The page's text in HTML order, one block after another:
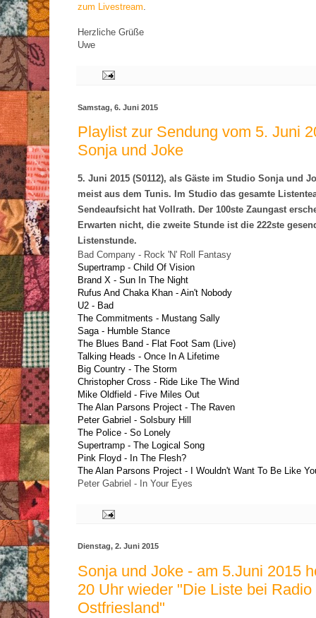
zum Livestream
Herzliche Grüße
Uwe
Samstag, 6. Juni 2015
Playlist zur Sendung vom 5. Juni
Sonja und Joke
5. Juni 2015 (S0112), als Gäste im Studio Sonja und
meist aus dem Tunis. Im Studio das gesamte
Sendeaufsicht hat Vollrath. Der 100ste Zaungast
Erwarten nicht, die zweite Stunde ist die 222ste
Listenstunde.
Bad Company - Rock 'N' Roll Fantasy
Supertramp - Child Of Vision
Brand X - Sun In The Night
Rufus And Chaka Khan - Ain't Nobody
U2 - Bad
The Commitments - Mustang Sally
Saga - Humble Stance
The Blues Band - Flat Foot Sam (Live)
Talking Heads - Once In A Lifetime
Big Country - The Storm
Christopher Cross - Ride Like The Wind
Mike Oldfield - Five Miles Out
The Alan Parsons Project - The Raven
Peter Gabriel - Solsbury Hill
The Police - So Lonely
Supertramp - The Logical Song
Pink Floyd - In The Flesh?
The Alan Parsons Project - I Wouldn't Want To Be Like
Peter Gabriel - In Your Eyes
Dienstag, 2. Juni 2015
Sonja und Joke - am 5.Juni 2015
20 Uhr wieder "Die Liste bei Radio
Ostfriesland"